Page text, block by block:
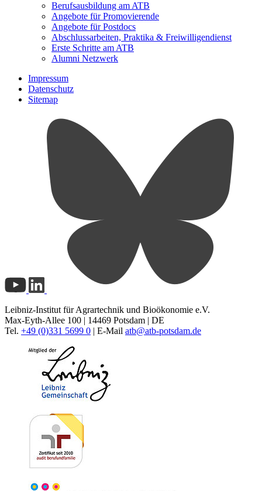
Berufsausbildung am ATB
Angebote für Promovierende
Angebote für Postdocs
Abschlussarbeiten, Praktika & Freiwilligendienst
Erste Schritte am ATB
Alumni Netzwerk
Impressum
Datenschutz
Sitemap
Leibniz-Institut für Agrartechnik und Bioökonomie e.V.
Max-Eyth-Allee 100 | 14469 Potsdam | DE
Tel. +49 (0)331 5699 0 | E-Mail atb@atb-potsdam.de